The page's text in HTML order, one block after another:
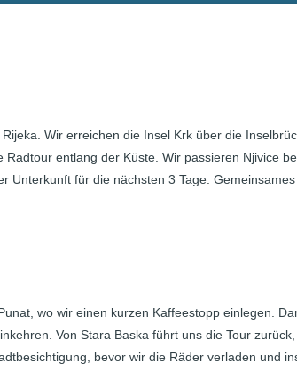
Wir erreichen die Insel Krk über die
entlang der Küste. Wir passieren Njivice
Unterkunft für die nächsten 3 Tage. Gemeinsames
wo wir einen kurzen Kaffeestopp einlegen.
Von Stara Baska führt uns die Tour
bevor wir die Räder verladen und